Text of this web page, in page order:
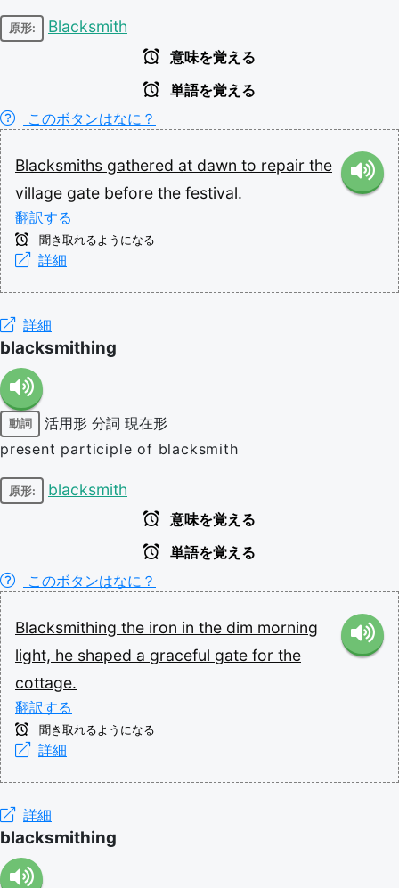
原形: Blacksmith
意味を覚える
単語を覚える
このボタンはなに？
Blacksmiths gathered at dawn to repair the
village gate before the festival.
翻訳する
聞き取れるようになる
詳細
詳細
blacksmithing
動詞 活用形 分詞 現在形
present participle of blacksmith
原形: blacksmith
意味を覚える
単語を覚える
このボタンはなに？
Blacksmithing the iron in the dim morning
light, he shaped a graceful gate for the
cottage.
翻訳する
聞き取れるようになる
詳細
詳細
blacksmithing